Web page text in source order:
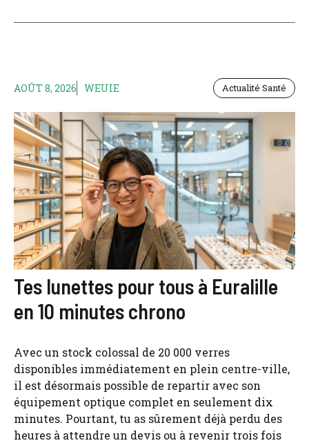
AOÛT 8, 2026 WEUIE Actualité Santé
Tes lunettes pour tous à Euralille
en 10 minutes chrono
Avec un stock colossal de 20 000 verres
disponibles immédiatement en plein centre-ville,
il est désormais possible de repartir avec son
équipement optique complet en seulement dix
minutes. Pourtant, tu as sûrement déjà perdu des
heures à attendre un devis ou à revenir trois fois